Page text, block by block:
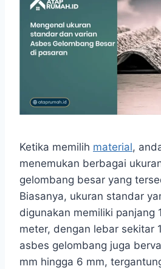
Ketika memilih material,
menemukan berbagai
gelombang besar yang
Biasanya, ukuran standar
digunakan memiliki panjang
meter, dengan lebar sekitar
asbes gelombang juga
mm hingga 6 mm,